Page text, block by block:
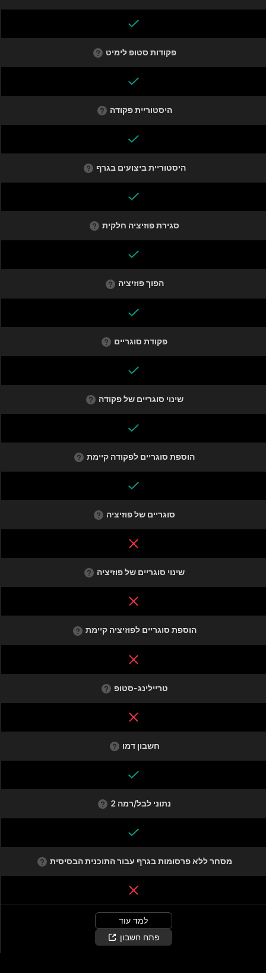
פקודות סטופ לימיט
היסטוריית פקודה
היסטוריית ביצועים בגרף
סגירת פוזיציה חלקית
הפוך פוזיציה
פקודת סוגריים
שינוי סוגריים של פקודה
הוספת סוגריים לפקודה קיימת
סוגריים של פוזיציה
שינוי סוגריים של פוזיציה
הוספת סוגריים לפוזיציה קיימת
טריילינג-סטופ
חשבון דמו
נתוני לבל/רמה 2
מסחר ללא פרסומות בגרף עבור התוכנית הבסיסית
למד עוד
פתח חשבון